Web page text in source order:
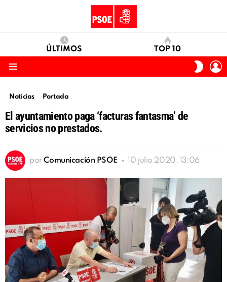
ÚLTIMOS TOP 10
SKIN
Noticias Portada
El ayuntamiento paga ‘facturas fantasma’ de
servicios no prestados.
por Comunicación PSOE 10 julio 2020, 13:06